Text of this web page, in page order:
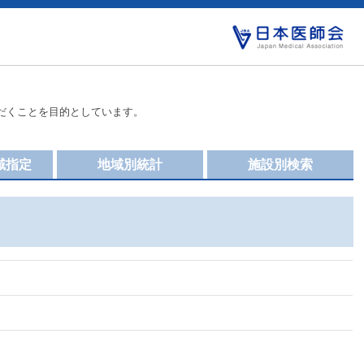
ことを目的としています。
施設別検索
地域別統計
指定